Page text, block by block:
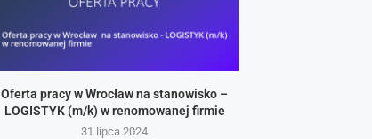
Oferta pracy w Wrocław na stanowisko –
LOGISTYK (m/k) w renomowanej firmie
31 lipca 2024